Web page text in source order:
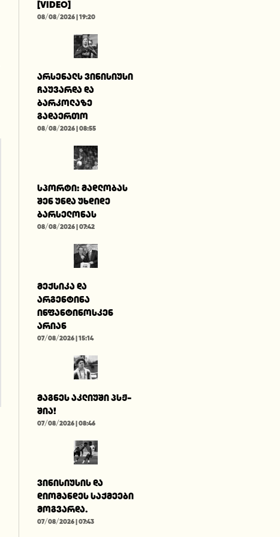
[VIDEO]
08/08/2026 | 19:20
არსენალს ვინისიუსი
ჩაუვარდა და
ბარკოლაზე
გადაერთო
08/08/2026 | 08:55
სპორტი: მადლობას
შენ უნდა უხდიდე
ბარსელონას
08/08/2026 | 07:42
მექსიკა და
არგენტინა
ინფანტინოსკენ
არიან
07/08/2026 | 15:14
მაგნეს აკლიუში პსჟ-
შია!
07/08/2026 | 08:46
ვინისიუსის და
დიომანდეს საქმეები
მოგვარდა.
07/08/2026 | 07:43